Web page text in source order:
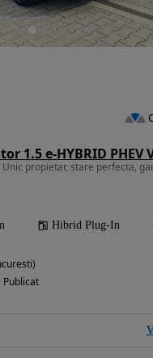
1.5 e-HYBRID PHEV
Hibrid Plug-In
Publicat